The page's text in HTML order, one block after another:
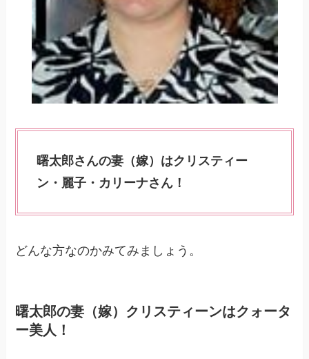
曙太郎さんの妻（嫁）はクリスティー
ン・麗子・カリーナさん！
どんな方なのかみてみましょう。
曙太郎の妻（嫁）クリスティーンはクォータ
ー美人！